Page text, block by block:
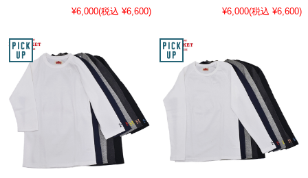
¥6,000(税込 ¥6,600)
¥6,000(税込 ¥6,600)